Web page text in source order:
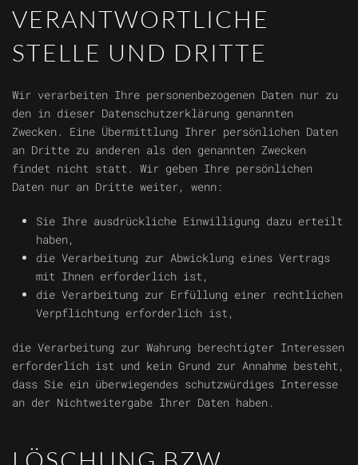
VERANTWORTLICHE
STELLE UND DRITTE
Wir verarbeiten Ihre personenbezogenen Daten nur zu
den in dieser Datenschutzerklärung genannten
Zwecken. Eine Übermittlung Ihrer persönlichen Daten
an Dritte zu anderen als den genannten Zwecken
findet nicht statt. Wir geben Ihre persönlichen
Daten nur an Dritte weiter, wenn:
Sie Ihre ausdrückliche Einwilligung dazu erteilt
haben,
die Verarbeitung zur Abwicklung eines Vertrags
mit Ihnen erforderlich ist,
die Verarbeitung zur Erfüllung einer rechtlichen
Verpflichtung erforderlich ist,
die Verarbeitung zur Wahrung berechtigter Interessen
erforderlich ist und kein Grund zur Annahme besteht,
dass Sie ein überwiegendes schutzwürdiges Interesse
an der Nichtweitergabe Ihrer Daten haben.